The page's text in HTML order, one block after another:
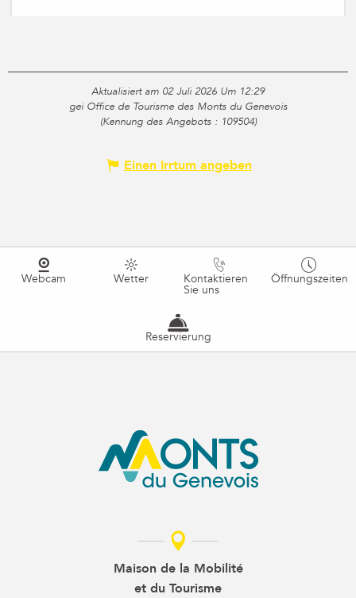
Aktualisiert am 02 Juli 2026 Um 12:29
gei Office de Tourisme des Monts du Genevois
(Kennung des Angebots : 109504)
Einen Irrtum angeben
Webcam Wetter Kontaktieren
Sie uns
Öffnungszeiten
Reservierung
Maison de la Mobilité
et du Tourisme